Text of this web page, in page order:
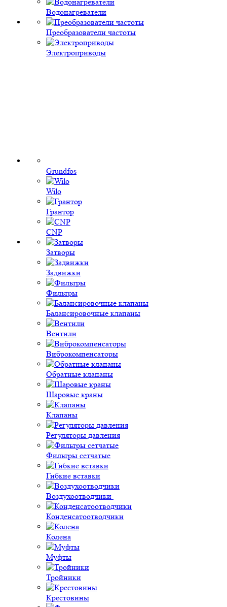
Водонагреватели
Преобразователи частоты
Электроприводы
Grundfos
Wilo
Грантор
CNP
Затворы
Задвижки
Фильтры
Балансировочные клапаны
Вентили
Виброкомпенсаторы
Обратные клапаны
Шаровые краны
Клапаны
Регуляторы давления
Фильтры сетчатые
Гибкие вставки
Воздухоотводчики
Конденсатоотводчики
Колена
Муфты
Тройники
Крестовины